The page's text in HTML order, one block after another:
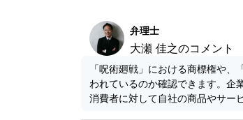
弁理士
大瀬 佳之のコメント
「呪術廻戦」における商標権や
われているのか確認できます。企
消費者に対して自社の商品やサー